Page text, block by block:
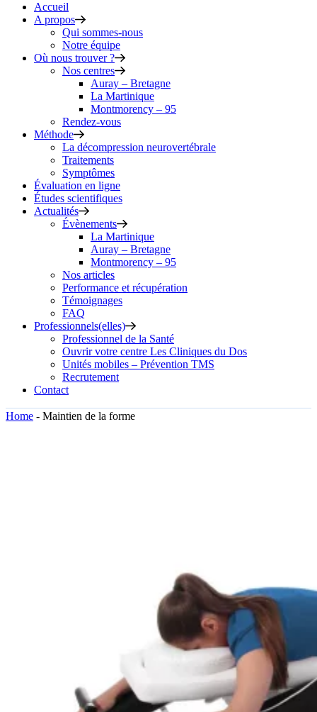
Accueil
A propos
Qui sommes-nous
Notre équipe
Où nous trouver ?
Nos centres
Auray – Bretagne
La Martinique
Montmorency – 95
Rendez-vous
Méthode
La décompression neurovertébrale
Traitements
Symptômes
Évaluation en ligne
Études scientifiques
Actualités
Évènements
La Martinique
Auray – Bretagne
Montmorency – 95
Nos articles
Performance et récupération
Témoignages
FAQ
Professionnels(elles)
Professionnel de la Santé
Ouvrir votre centre Les Cliniques du Dos
Unités mobiles – Prévention TMS
Recrutement
Contact
Home Maintien de la forme